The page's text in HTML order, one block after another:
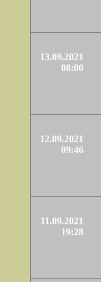
13.09.2021
08:00
12.09.2021
09:46
11.09.2021
19:28